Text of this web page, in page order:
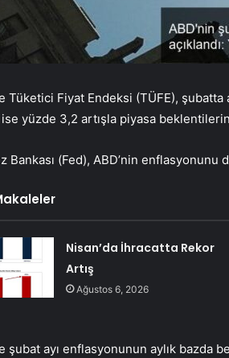
Tüketici Fiyat Endeksi (TÜFE),
ise yüzde 3,2 artışla piyasa
Bankası (Fed), ABD’nin
Nisan’da İhracatta Rekor
Artış
Ağustos 6, 2026
şubat ayı enflasyonunun aylık bazda